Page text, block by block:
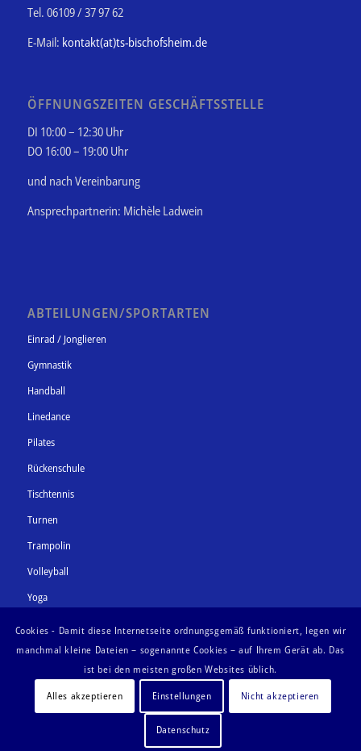
Tel. 06109 / 37 97 62
E-Mail: kontakt(at)ts-bischofsheim.de
ÖFFNUNGSZEITEN GESCHÄFTSSTELLE
DI 10:00 – 12:30 Uhr
DO 16:00 – 19:00 Uhr
und nach Vereinbarung
Ansprechpartnerin: Michèle Ladwein
ABTEILUNGEN/SPORTARTEN
Einrad / Jonglieren
Gymnastik
Handball
Linedance
Pilates
Rückenschule
Tischtennis
Turnen
Trampolin
Volleyball
Yoga
Cookies - Damit diese Internetseite ordnungsgemäß funktioniert, legen wir
manchmal kleine Dateien – sogenannte Cookies – auf Ihrem Gerät ab. Das
ist bei den meisten großen Websites üblich.
Alles akzeptieren
Einstellungen Nicht akzeptieren
Datenschutz